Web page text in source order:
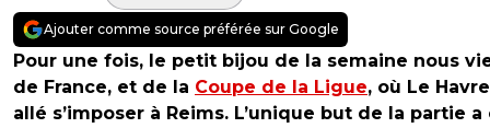
Ajouter comme source préférée sur Google
Pour une fois, le petit bijou de la semaine nous
de France, et de la Coupe de la Ligue, où Le
allé s’imposer à Reims. L’unique but de la partie a